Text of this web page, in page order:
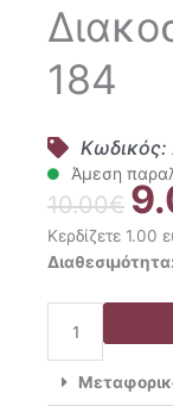
184
Κωδικός:
Άμεση
10.00€
price
Κερδίζετε 1.00
Διαθεσιμότητα:
Gofis
Διακοσμητική
30x45
184